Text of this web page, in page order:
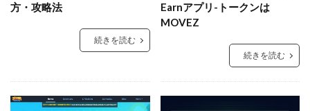
方・攻略法
続きを読む
Earnアプリ-トークンは
MOVEZ
続きを読む